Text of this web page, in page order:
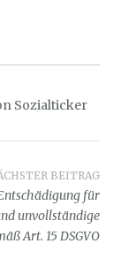
Sozialticker
BEITRAG
für
unvollständige
Art. 15 DSGVO